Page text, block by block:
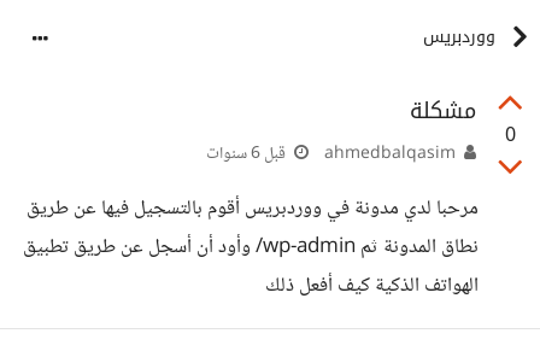
ووردبريس
0
مشكلة
قبل 6 سنوات
مرحبا لدي مدونة في ووردبريس أقوم بالتسجيل فيها عن طريق
نطاق المدونة ثم wp-admin/ وأود أن أسجل عن طريق تطبيق
الهواتف الذكية كيف أفعل ذلك